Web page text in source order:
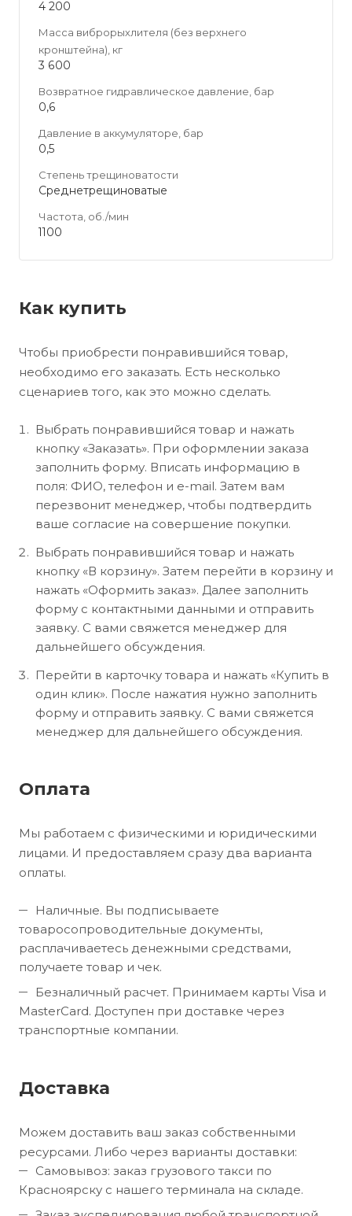
4 200
Масса виброрыхлителя (без верхнего
кронштейна), кг
3 600
Возвратное гидравлическое давление, бар
0,6
Давление в аккумуляторе, бар
0,5
Степень трещиноватости
Среднетрещиноватые
Частота, об./мин
1100
Как купить
Чтобы приобрести понравившийся товар,
необходимо его заказать. Есть несколько
сценариев того, как это можно сделать.
Выбрать понравившийся товар и нажать
кнопку «Заказать». При оформлении заказа
заполнить форму. Вписать информацию в
поля: ФИО, телефон и e-mail. Затем вам
перезвонит менеджер, чтобы подтвердить
ваше согласие на совершение покупки.
Выбрать понравившийся товар и нажать
кнопку «В корзину». Затем перейти в корзину и
нажать «Оформить заказ». Далее заполнить
форму с контактными данными и отправить
заявку. С вами свяжется менеджер для
дальнейшего обсуждения.
Перейти в карточку товара и нажать «Купить в
один клик». После нажатия нужно заполнить
форму и отправить заявку. С вами свяжется
менеджер для дальнейшего обсуждения.
Оплата
Мы работаем с физическими и юридическими
лицами. И предоставляем сразу два варианта
оплаты.
Наличные. Вы подписываете
товаросопроводительные документы,
расплачиваетесь денежными средствами,
получаете товар и чек.
Безналичный расчет. Принимаем карты Visa и
MasterCard. Доступен при доставке через
транспортные компании.
Доставка
Можем доставить ваш заказ собственными
ресурсами. Либо через варианты доставки:
Самовывоз: заказ грузового такси по
Красноярску с нашего терминала на складе.